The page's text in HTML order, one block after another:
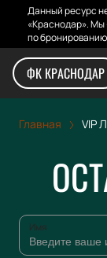
Данный ресурс
«Краснодар».
по
ФК КРАСНОДАР
Главная VIP
Имя